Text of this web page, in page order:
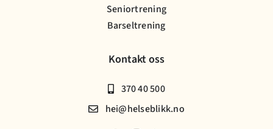
Seniortrening
Barseltrening
Kontakt oss
370 40 500
hei@helseblikk.no